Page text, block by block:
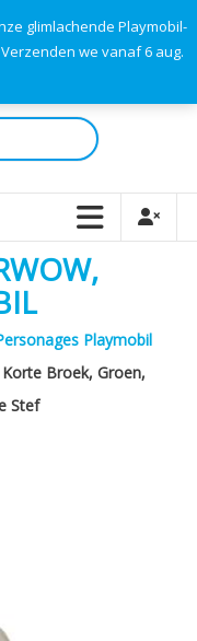
glimlachende Playmobil-
we vanaf 6 aug.
TOTAAL
Playmobil
Broek, Groen,
Stef